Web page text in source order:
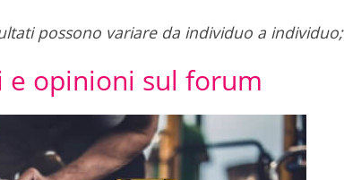
possono variare da individuo a individuo;
e opinioni sul forum